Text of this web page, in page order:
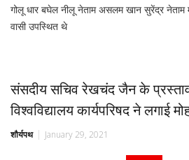
गोलू धार बघेल नीलू नेताम असलम खान सुरेंद्र नेताम
वासी उपस्थित थे
संसदीय सचिव रेखचंद जैन के
विश्वविद्यालय कार्यपरिषद ने लगाई
शौर्यपथ January 29, 2021